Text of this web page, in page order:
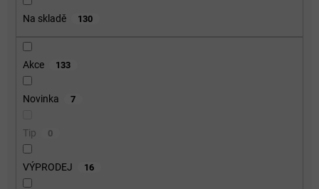
Na skladě 130
Akce 133
Novinka 7
Tip 0
VÝPRODEJ 16